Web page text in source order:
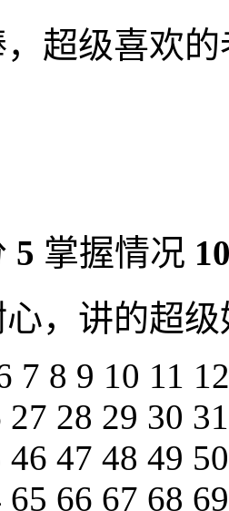
超级喜欢的
5 掌握情况
，讲的超级
7 8 9 10 11
27 28 29 30
46 47 48 49
65 66 67 68